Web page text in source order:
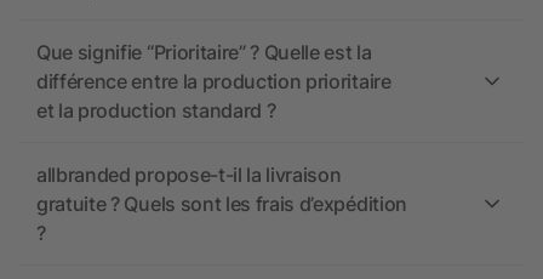
Que signifie “Prioritaire” ? Quelle est la
différence entre la production prioritaire
et la production standard ?
allbranded propose-t-il la livraison
gratuite ? Quels sont les frais d’expédition
?